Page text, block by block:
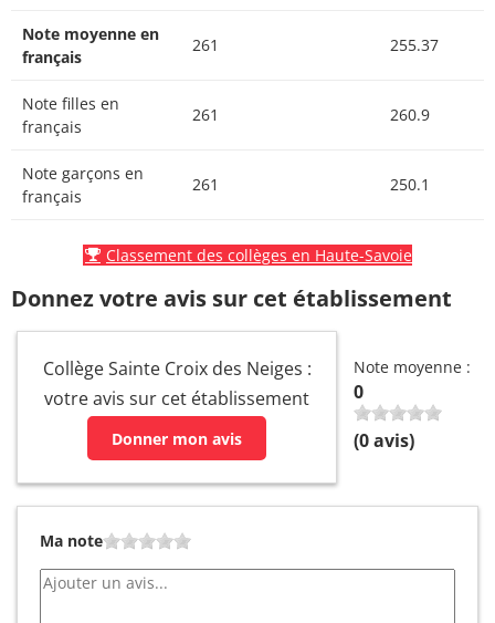
Note moyenne en
français
261 255.37
Note filles en
français
261 260.9
Note garçons en
français
261 250.1
Classement des collèges en Haute-Savoie
Donnez votre avis sur cet établissement
Collège Sainte Croix des Neiges :
votre avis sur cet établissement
Donner mon avis
Note moyenne :
0
(0avis)
Ma note